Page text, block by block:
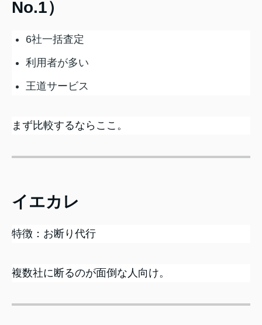
No.1）
6社一括査定
利用者が多い
王道サービス
まず比較するならここ。
イエカレ
特徴：お断り代行
複数社に断るのが面倒な人向け。